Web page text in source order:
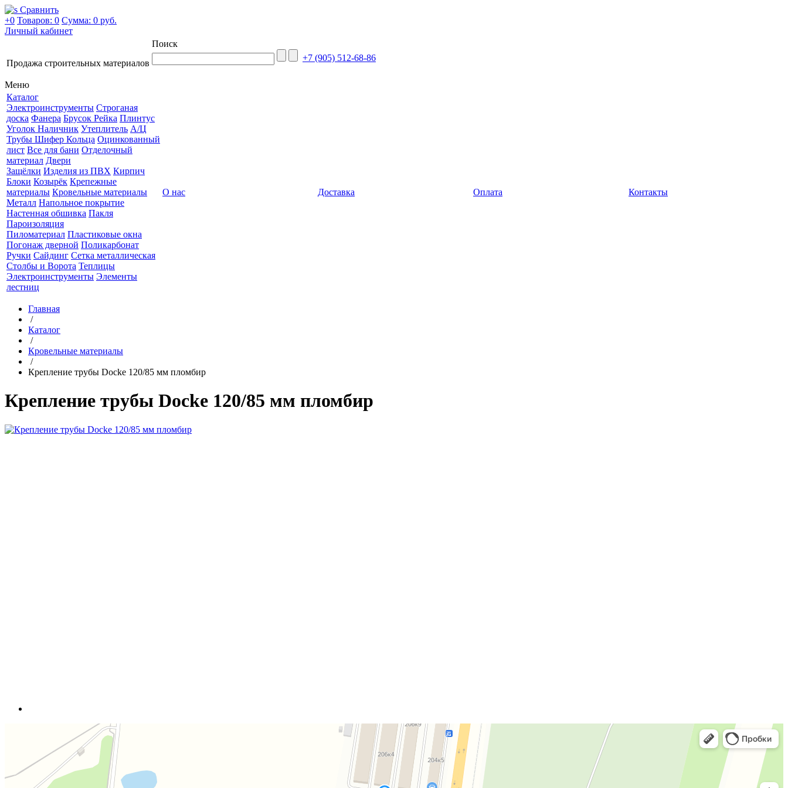
Сравнить
+0 Товаров: 0 Сумма: 0 руб.
Личный кабинет
Продажа строительных материалов
Поиск
+7 (905) 512-68-86
Меню
Каталог
Электроинструменты Строганая
доска Фанера Брусок Рейка Плинтус
Уголок Наличник Утеплитель А/Ц
Трубы Шифер Кольца Оцинкованный
лист Все для бани Отделочный
материал Двери
Защёлки Изделия из ПВХ Кирпич
Блоки Козырёк Крепежные
материалы Кровельные материалы
Металл Напольное покрытие
Настенная обшивка Пакля
Пароизоляция
Пиломатериал Пластиковые окна
Погонаж дверной Поликарбонат
Ручки Сайдинг Сетка металлическая
Столбы и Ворота Теплицы
Электроинструменты Элементы
лестниц
О нас Доставка Оплата Контакты
Главная
/
Каталог
/
Кровельные материалы
/
Крепление трубы Docke 120/85 мм пломбир
Крепление трубы Docke 120/85 мм пломбир